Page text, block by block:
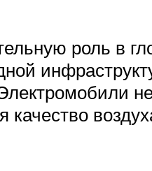
роль в